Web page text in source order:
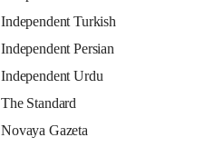
Independent Turkish
Independent Persian
Independent Urdu
The Standard
Novaya Gazeta